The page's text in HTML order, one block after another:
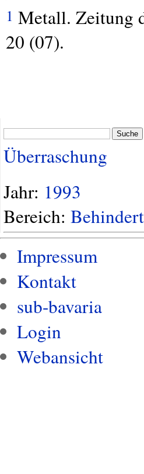
1 Metall. Zeitung
20 (07).
Suche
Überraschung
Jahr: 1993
Bereich:
Impressum
Kontakt
sub-bavaria
Login
Webansicht